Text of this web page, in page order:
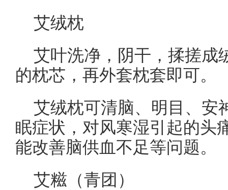
艾绒枕
艾叶洗净，阴干，揉搓成
的枕芯，再外套枕套即可。
艾绒枕可清脑、明目、安
眠症状，对风寒湿引起的头
能改善脑供血不足等问题。
艾糍（青团）